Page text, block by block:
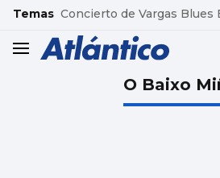
common.go-to-content
Temas Concierto de Vargas Blues
header.menu.open
O Baixo